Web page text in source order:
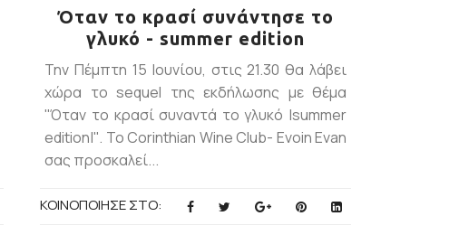
Όταν το κρασί συνάντησε το
γλυκό - summer edition
Την Πέμπτη 15 Ιουνίου, στις 21.30 θα λάβει
χώρα το sequel της εκδήλωσης με θέμα
''Όταν το κρασί συναντά το γλυκό |summer
edition|''. Το Corinthian Wine Club- Evoin Evan
σας προσκαλεί...
ΚΟΙΝΟΠΟΙΗΣΕ ΣΤΟ: